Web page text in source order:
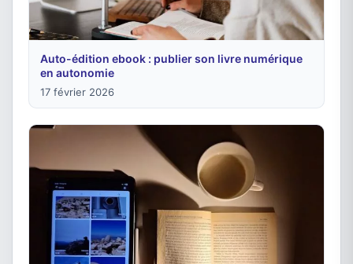
Auto-édition ebook : publier son livre numérique
en autonomie
17 février 2026